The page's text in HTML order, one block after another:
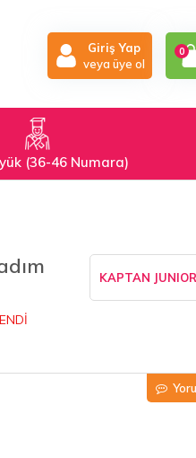
Giriş Yap
veya üye ol
0
(36-46 Numara)
KAPTAN JUNIOR